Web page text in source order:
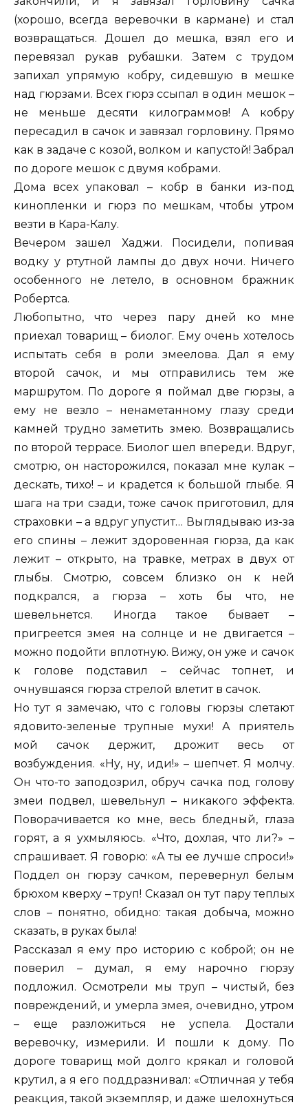
(хорошо, всегда веревочки в кармане) и стал
возвращаться. Дошел до мешка, взял его и
перевязал рукав рубашки. Затем с трудом
запихал упрямую кобру, сидевшую в мешке
над гюрзами. Всех гюрз ссыпал в один мешок –
не меньше десяти килограммов! А кобру
пересадил в сачок и завязал горловину. Прямо
как в задаче с козой, волком и капустой! Забрал
по дороге мешок с двумя кобрами.
Дома всех упаковал – кобр в банки из-под
кинопленки и гюрз по мешкам, чтобы утром
везти в Кара-Калу.
Вечером зашел Хаджи. Посидели, попивая
водку у ртутной лампы до двух ночи. Ничего
особенного не летело, в основном бражник
Робертса.
Любопытно, что через пару дней ко мне
приехал товарищ – биолог. Ему очень хотелось
испытать себя в роли змеелова. Дал я ему
второй сачок, и мы отправились тем же
маршрутом. По дороге я поймал две гюрзы, а
ему не везло – ненаметанному глазу среди
камней трудно заметить змею. Возвращались
по второй террасе. Биолог шел впереди. Вдруг,
смотрю, он насторожился, показал мне кулак –
дескать, тихо! – и крадется к большой глыбе. Я
шага на три сзади, тоже сачок приготовил, для
страховки – а вдруг упустит… Выглядываю из-за
его спины – лежит здоровенная гюрза, да как
лежит – открыто, на травке, метрах в двух от
глыбы. Смотрю, совсем близко он к ней
подкрался, а гюрза – хоть бы что, не
шевельнется. Иногда такое бывает –
пригреется змея на солнце и не двигается –
можно подойти вплотную. Вижу, он уже и сачок
к голове подставил – сейчас топнет, и
очнувшаяся гюрза стрелой влетит в сачок.
Но тут я замечаю, что с головы гюрзы слетают
ядовито-зеленые трупные мухи! А приятель
мой сачок держит, дрожит весь от
возбуждения. «Ну, ну, иди!» – шепчет. Я молчу.
Он что-то заподозрил, обруч сачка под голову
змеи подвел, шевельнул – никакого эффекта.
Поворачивается ко мне, весь бледный, глаза
горят, а я ухмыляюсь. «Что, дохлая, что ли?» –
спрашивает. Я говорю: «А ты ее лучше спроси!»
Поддел он гюрзу сачком, перевернул белым
брюхом кверху – труп! Сказал он тут пару теплых
слов – понятно, обидно: такая добыча, можно
сказать, в руках была!
Рассказал я ему про историю с коброй; он не
поверил – думал, я ему нарочно гюрзу
подложил. Осмотрели мы труп – чистый, без
повреждений, и умерла змея, очевидно, утром
– еще разложиться не успела. Достали
веревочку, измерили. И пошли к дому. По
дороге товарищ мой долго крякал и головой
крутил, а я его поддразнивал: «Отличная у тебя
реакция, такой экземпляр, и даже шелохнуться